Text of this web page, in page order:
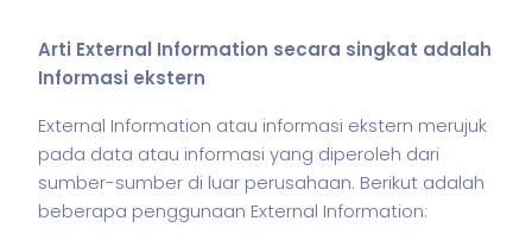
Arti External Information secara singkat adalah
Informasi ekstern
External Information atau informasi ekstern merujuk
pada data atau informasi yang diperoleh dari
sumber-sumber di luar perusahaan. Berikut adalah
beberapa penggunaan External Information: